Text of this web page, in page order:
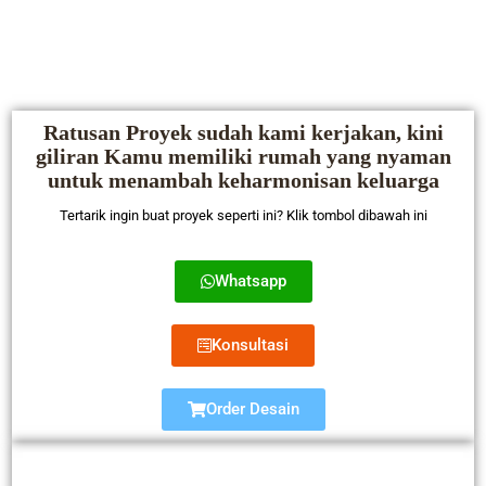
Ratusan Proyek sudah kami kerjakan, kini
giliran Kamu memiliki rumah yang nyaman
untuk menambah keharmonisan keluarga
Tertarik ingin buat proyek seperti ini? Klik tombol dibawah ini
Whatsapp
Konsultasi
Order Desain